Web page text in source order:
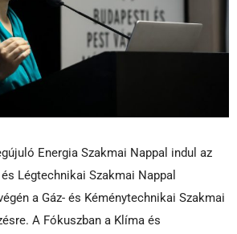
Energia Szakmai Nappal indul az
Légtechnikai Szakmai Nappal
a Gáz- és Kéménytechnikai Szakmai
A Fókuszban a Klíma és